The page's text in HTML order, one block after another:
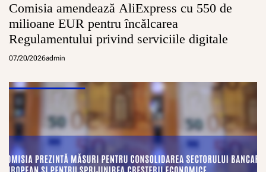
Comisia amendează AliExpress cu 550 de
milioane EUR pentru încălcarea
Regulamentului privind serviciile digitale
07/20/2026admin